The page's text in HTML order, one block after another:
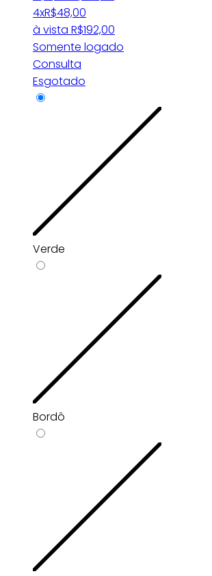
4xR$48,00
à vista R$192,00
Somente logado
Consulta
Esgotado
Verde
Bordô